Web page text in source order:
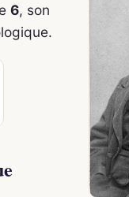
6, son